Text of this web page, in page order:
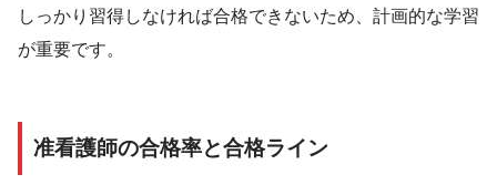
しっかり習得しなければ合格できないため、計画的な学習
が重要です。
准看護師の合格率と合格ライン